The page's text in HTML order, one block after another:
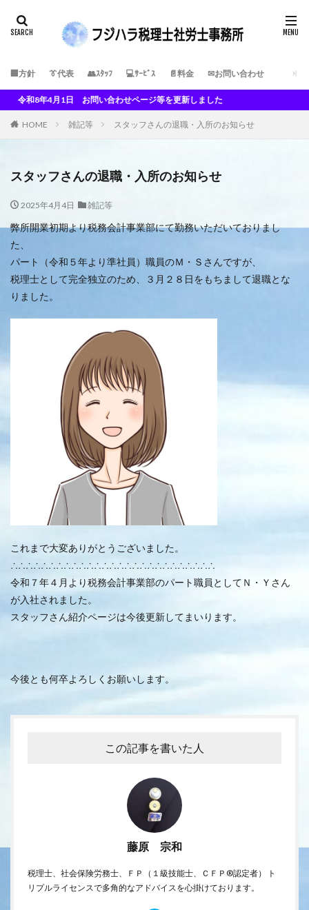
🏢方針 👔代表 👥ｽﾀｯﾌ 💻ｻｰﾋﾞｽ 📄料金 ✉お問い合わせ
月1日 お問い合わせページ等を更新しました
HOME 雑記等 スタッフさんの退職・入所のお知らせ
スタッフさんの退職・入所のお知らせ
2025年4月4日 雑記等
弊所開業初期より税務会計事業部にて勤務いただいておりまし
た、
パート（令和５年より準社員）職員のＭ・Ｓさんですが、
税理士として完全独立のため、３月２８日をもちまして退職とな
りました。
これまで大変ありがとうございました。
∴∴∴∴∴∴∴∴∴∴∴∴∴∴∴∴∴∴∴∴∴∴∴∴∴∴∴
令和７年４月より税務会計事業部のパート職員としてＮ・Ｙさん
が入社されました。
スタッフさん紹介ページは今後更新してまいります。
今後とも何卒よろしくお願いします。
この記事を書いた人
藤原 宗和
税理士、社会保険労務士、ＦＰ（１級技能士、ＣＦＰ®認定者） ト
リプルライセンスで多角的なアドバイスを心掛けております。